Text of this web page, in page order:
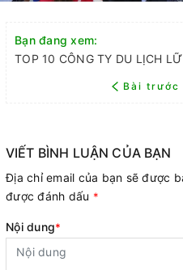
Bạn đang xem:
Bài trước
VIẾT BÌNH LUẬN CỦA BẠN
Địa chỉ email của bạn sẽ được
được đánh dấu *
Nội dung*